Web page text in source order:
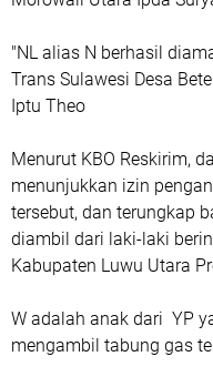
"NL alias N berhasil
Trans Sulawesi Desa
Iptu Theo
Menurut KBO Reskirim,
menunjukkan izin
tersebut, dan terungkap
diambil dari laki-laki
Kabupaten Luwu Utara
W adalah anak dari YP
mengambil tabung gas